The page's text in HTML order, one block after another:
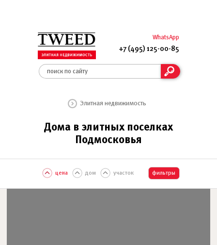
WhatsApp
+7 (495) 125-00-85
Элитная недвижимость
Дома в элитных поселках
Подмосковья
цена дом участок фильтры